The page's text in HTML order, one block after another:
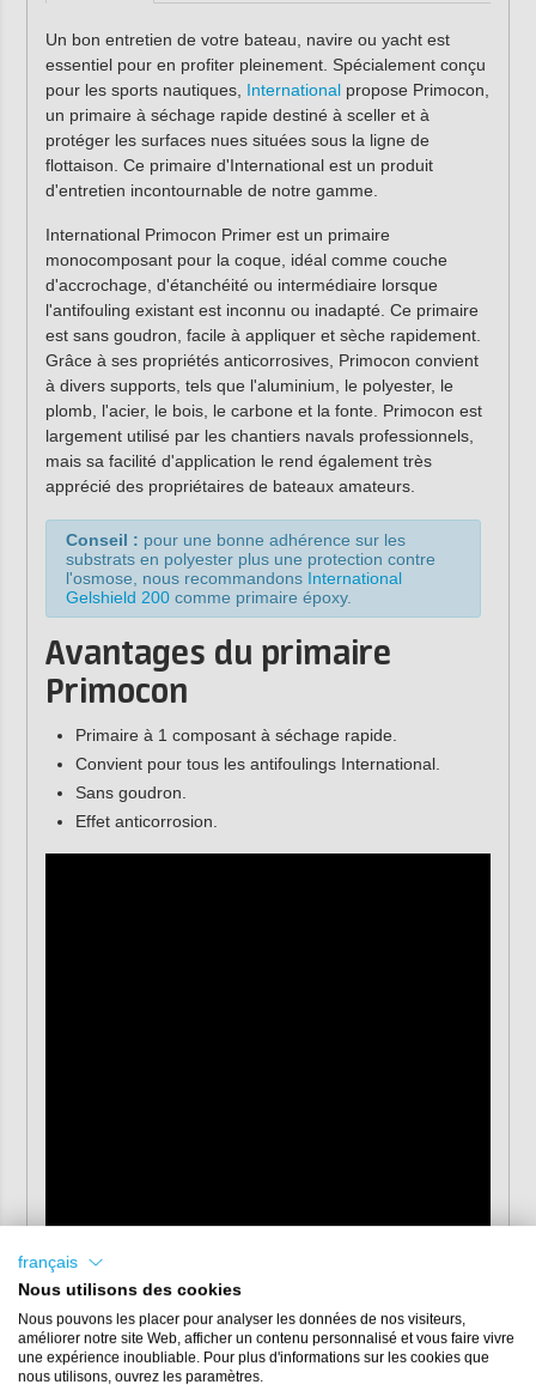
Un bon entretien de votre bateau, navire ou yacht est
essentiel pour en profiter pleinement. Spécialement conçu
pour les sports nautiques, Internationalpropose Primocon,
un primaire à séchage rapide destiné à sceller et à
protéger les surfaces nues situées sous la ligne de
flottaison. Ce primaire d'International est un produit
d'entretien incontournable de notre gamme.
International Primocon Primer est un primaire
monocomposant pour la coque, idéal comme couche
d'accrochage, d'étanchéité ou intermédiaire lorsque
l'antifouling existant est inconnu ou inadapté. Ce primaire
est sans goudron, facile à appliquer et sèche rapidement.
Grâce à ses propriétés anticorrosives, Primocon convient
à divers supports, tels que l'aluminium, le polyester, le
plomb, l'acier, le bois, le carbone et la fonte. Primocon est
largement utilisé par les chantiers navals professionnels,
mais sa facilité d'application le rend également très
apprécié des propriétaires de bateaux amateurs.
Conseil : pour une bonne adhérence sur les
substrats en polyester plus une protection contre
l'osmose, nous recommandons International
Gelshield 200comme primaire époxy.
Avantages du primaire
Primocon
Primaire à 1 composant à séchage rapide.
Convient pour tous les antifoulings International.
Sans goudron.
Effet anticorrosion.
Supports compatibles
français
Nous utilisons des cookies
Nous pouvons les placer pour analyser les données de nos visiteurs,
améliorer notre site Web, afficher un contenu personnalisé et vous faire vivre
une expérience inoubliable. Pour plus d'informations sur les cookies que
nous utilisons, ouvrez les paramètres.